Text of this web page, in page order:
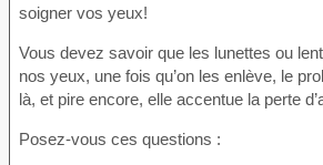
soigner vos yeux!
Vous devez savoir que les lunettes ou
nos yeux, une fois qu’on les enlève, le
là, et pire encore, elle accentue la perte
Posez-vous ces questions :